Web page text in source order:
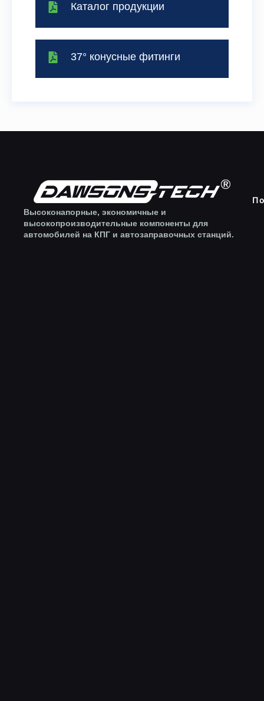
Каталог продукции
37° конусные фитинги
Высоконапорные, экономичные и
высокопроизводительные компоненты для
автомобилей на КПГ и автозаправочных станций.